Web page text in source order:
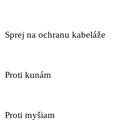
Sprej na ochranu kabeláže
Proti kunám
Proti myšiam